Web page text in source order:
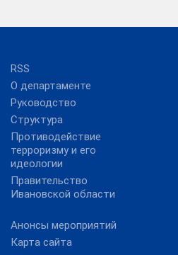
RSS
О департаменте
Руководство
Структура
Противодействие
терроризму и его
идеологии
Правительство
Ивановской области
Анонсы мероприятий
Карта сайта